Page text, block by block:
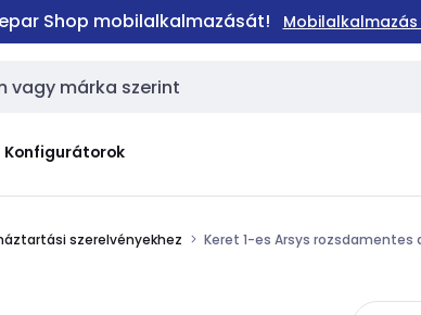
Shop mobilalkalmazását!
Konfigurátorok
szerelvényekhez Keret 1-es Arsys rozsdamentes